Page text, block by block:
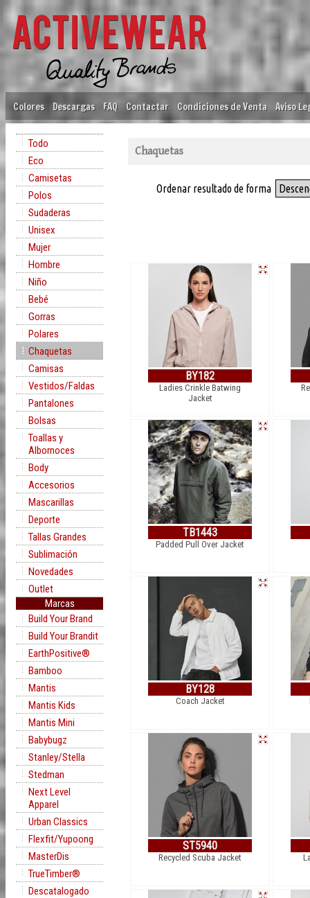
Colores Descargas FAQ Contactar Condiciones de Venta Aviso
Todo
Eco
Camisetas
Polos
Sudaderas
Unisex
Mujer
Hombre
Niño
Bebé
Gorras
Polares
Chaquetas
Camisas
Vestidos/Faldas
Pantalones
Bolsas
Toallas y
Albornoces
Body
Accesorios
Mascarillas
Deporte
Tallas Grandes
Sublimación
Novedades
Outlet
Marcas
Build Your Brand
Build Your Brandit
EarthPositive®
Bamboo
Mantis
Mantis Kids
Mantis Mini
Babybugz
Stanley/Stella
Stedman
Next Level
Apparel
Urban Classics
Flexfit/Yupoong
MasterDis
TrueTimber®
Descatalogado
Chaquetas
Ordenar resultado de forma
BY182
Ladies Crinkle Batwing
Jacket
TB1443
Padded Pull Over Jacket
BY128
Coach Jacket
ST5940
Recycled Scuba Jacket